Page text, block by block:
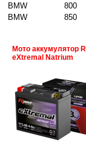
BMW
800
BMW
850
Мото аккумулятор
eXtremal Natrium